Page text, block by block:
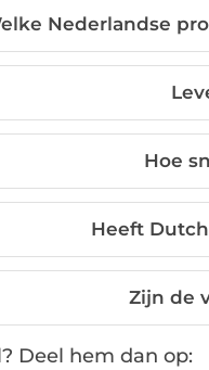
Nederlandse
Hoe
Heeft
Zijn de
Deel hem dan op: